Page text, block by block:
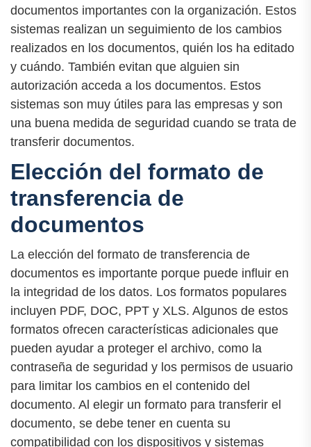
documentos importantes con la organización. Estos
sistemas realizan un seguimiento de los cambios
realizados en los documentos, quién los ha editado
y cuándo. También evitan que alguien sin
autorización acceda a los documentos. Estos
sistemas son muy útiles para las empresas y son
una buena medida de seguridad cuando se trata de
transferir documentos.
Elección del formato de
transferencia de
documentos
La elección del formato de transferencia de
documentos es importante porque puede influir en
la integridad de los datos. Los formatos populares
incluyen PDF, DOC, PPT y XLS. Algunos de estos
formatos ofrecen características adicionales que
pueden ayudar a proteger el archivo, como la
contraseña de seguridad y los permisos de usuario
para limitar los cambios en el contenido del
documento. Al elegir un formato para transferir el
documento, se debe tener en cuenta su
compatibilidad con los dispositivos y sistemas